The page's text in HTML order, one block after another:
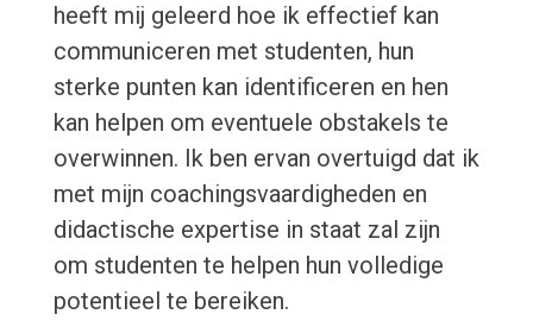
heeft mij geleerd hoe ik effectief kan
communiceren met studenten, hun
sterke punten kan identificeren en hen
kan helpen om eventuele obstakels te
overwinnen. Ik ben ervan overtuigd dat ik
met mijn coachingsvaardigheden en
didactische expertise in staat zal zijn
om studenten te helpen hun volledige
potentieel te bereiken.